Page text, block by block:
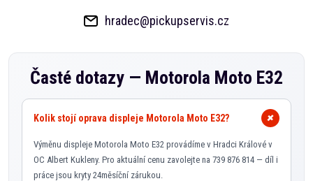
hradec@pickupservis.cz
Časté dotazy — Motorola Moto E32
Kolik stojí oprava displeje Motorola Moto E32?
Výměnu displeje Motorola Moto E32 provádíme v Hradci Králové v
OC Albert Kukleny. Pro aktuální cenu zavolejte na 739 876 814 — díl i
práce jsou kryty 24měsíční zárukou.